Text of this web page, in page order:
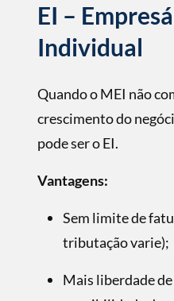
EI –
Individual
Quando o MEI não
crescimento do
pode ser o EI.
Vantagens:
Sem limite de
tributação varie);
Mais liberdade